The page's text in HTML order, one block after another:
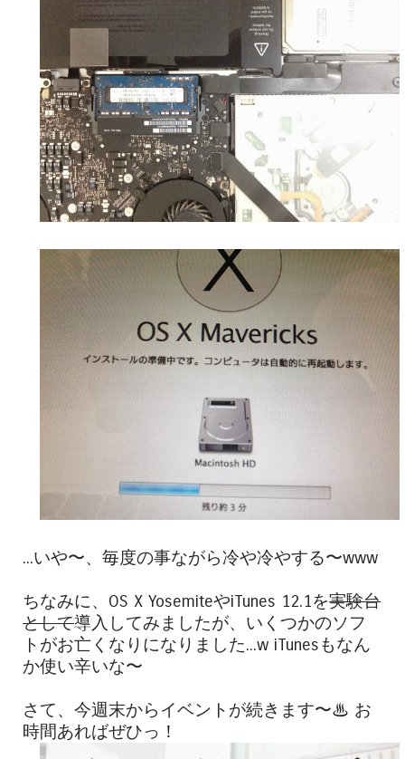
...いや〜、毎度の事ながら冷や冷やする〜www
ちなみに、OS X Yosemite‎やiTunes 12.1を実験台
として導入してみましたが、いくつかのソフ
トがお亡くなりになりました...w iTunesもなん
か使い辛いな〜
さて、今週末からイベントが続きます〜♨︎ お
時間あればぜひっ！